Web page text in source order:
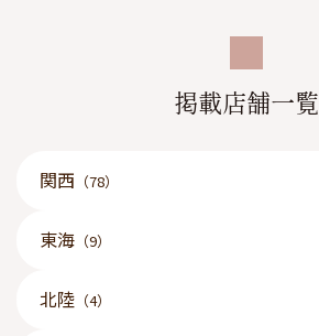
掲載店舗一覧
関西 （78）
東海 （9）
北陸 （4）